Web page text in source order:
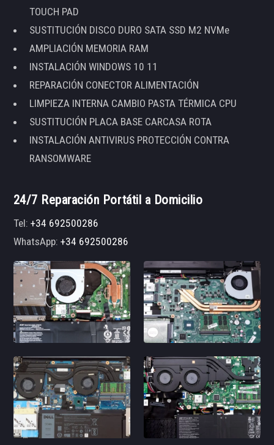
TOUCH PAD
SUSTITUCIÓN DISCO DURO SATA SSD M2 NVMe
AMPLIACIÓN MEMORIA RAM
INSTALACIÓN WINDOWS 10 11
REPARACIÓN CONECTOR ALIMENTACIÓN
LIMPIEZA INTERNA CAMBIO PASTA TÉRMICA CPU
SUSTITUCIÓN PLACA BASE CARCASA ROTA
INSTALACIÓN ANTIVIRUS PROTECCIÓN CONTRA
RANSOMWARE
24/7 Reparación Portátil a Domicilio
Tel:+34 692500286
WhatsApp:+34 692500286